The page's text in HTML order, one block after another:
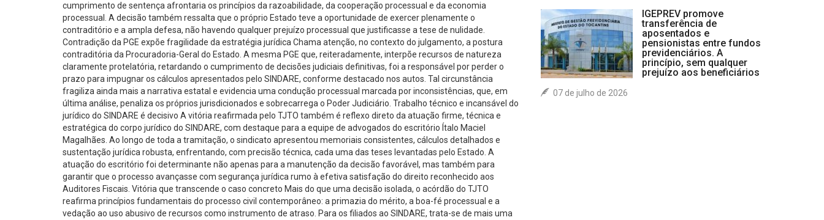
cumprimento de sentença afrontaria os princípios da razoabilidade, da cooperação processual e da economia
processual. A decisão também ressalta que o próprio Estado teve a oportunidade de exercer plenamente o
contraditório e a ampla defesa, não havendo qualquer prejuízo processual que justificasse a tese de nulidade.
Contradição da PGE expõe fragilidade da estratégia jurídica Chama atenção, no contexto do julgamento, a postura
contraditória da Procuradoria-Geral do Estado. A mesma PGE que, reiteradamente, interpõe recursos de natureza
claramente protelatória, retardando o cumprimento de decisões judiciais definitivas, foi a responsável por perder o
prazo para impugnar os cálculos apresentados pelo SINDARE, conforme destacado nos autos. Tal circunstância
fragiliza ainda mais a narrativa estatal e evidencia uma condução processual marcada por inconsistências, que, em
última análise, penaliza os próprios jurisdicionados e sobrecarrega o Poder Judiciário. Trabalho técnico e incansável do
jurídico do SINDARE é decisivo A vitória reafirmada pelo TJTO também é reflexo direto da atuação firme, técnica e
estratégica do corpo jurídico do SINDARE, com destaque para a equipe de advogados do escritório Ítalo Maciel
Magalhães. Ao longo de toda a tramitação, o sindicato apresentou memoriais consistentes, cálculos detalhados e
sustentação jurídica robusta, enfrentando, com precisão técnica, cada uma das teses levantadas pelo Estado. A
atuação do escritório foi determinante não apenas para a manutenção da decisão favorável, mas também para
garantir que o processo avançasse com segurança jurídica rumo à efetiva satisfação do direito reconhecido aos
Auditores Fiscais. Vitória que transcende o caso concreto Mais do que uma decisão isolada, o acórdão do TJTO
reafirma princípios fundamentais do processo civil contemporâneo: a primazia do mérito, a boa-fé processual e a
vedação ao uso abusivo de recursos como instrumento de atraso. Para os filiados ao SINDARE, trata-se de mais uma
IGEPREV promove
transferência de
aposentados e
pensionistas entre fundos
previdenciários. A
princípio, sem qualquer
prejuízo aos beneficiários
07 de julho de 2026